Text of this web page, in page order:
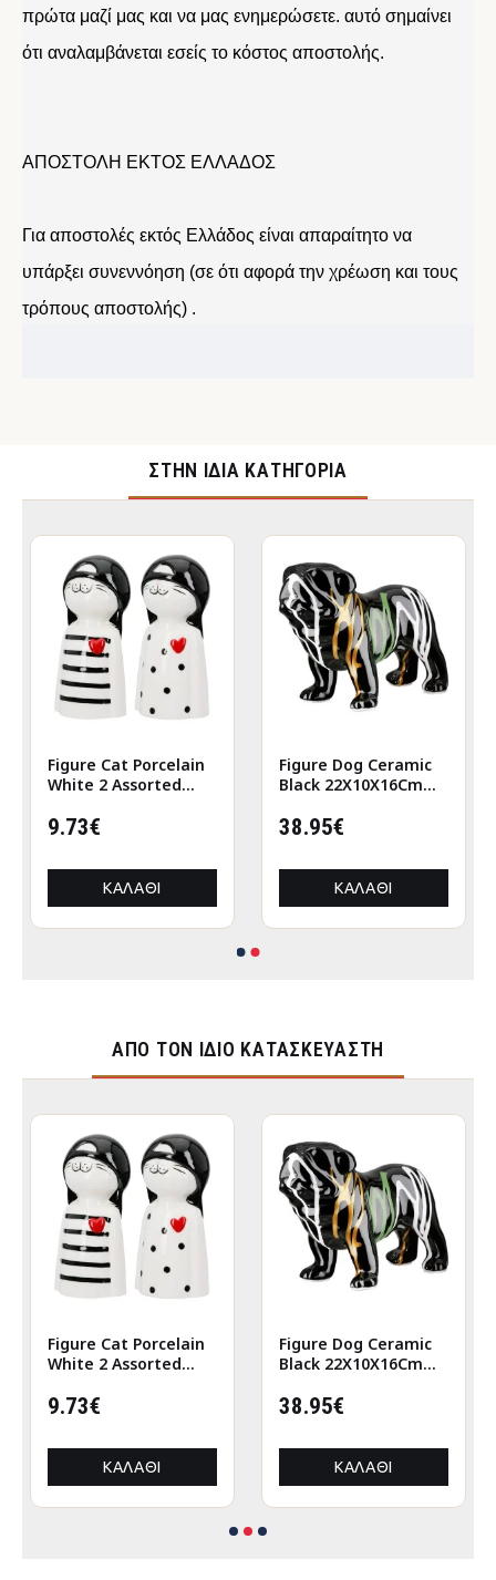
πρώτα μαζί μας και να μας ενημερώσετε. αυτό σημαίνει
ότι αναλαμβάνεται εσείς το κόστος αποστολής.
ΑΠΟΣΤΟΛΗ ΕΚΤΟΣ ΕΛΛΑΔΟΣ
Για αποστολές εκτός Ελλάδος είναι απαραίτητο να
υπάρξει συνεννόηση (σε ότι αφορά την χρέωση και τους
τρόπους αποστολής) .
ΣΤΉΝ ΊΔΙΑ ΚΑΤΗΓΟΡΊΑ
Figure Cat Porcelain
White 2 Assorted
9.73€
ΚΑΛΆΘΙ
Figure Dog Ceramic
Black 22X10X16Cm
38.95€
ΚΑΛΆΘΙ
ΑΠΌ ΤΟΝ ΊΔΙΟ ΚΑΤΑΣΚΕΥΑΣΤΉ
Figure Cat Porcelain
White 2 Assorted
9.73€
ΚΑΛΆΘΙ
Figure Dog Ceramic
Black 22X10X16Cm
38.95€
ΚΑΛΆΘΙ